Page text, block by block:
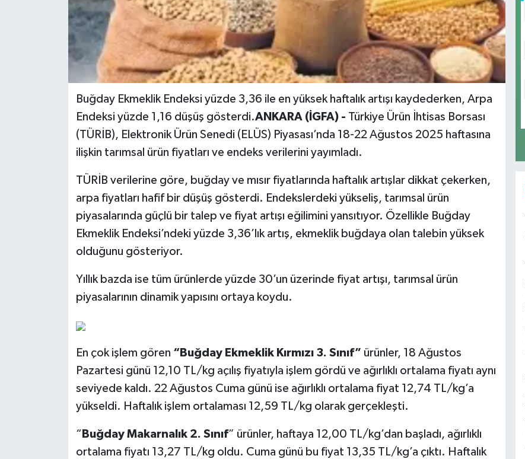
Buğday Ekmeklik Endeksi yüzde 3,36 ile en yüksek haftalık artışı kaydederken, Arpa
Endeksi yüzde 1,16 düşüş gösterdi.ANKARA (İGFA) - Türkiye Ürün İhtisas Borsası
(TÜRİB), Elektronik Ürün Senedi (ELÜS) Piyasası’nda 18-22 Ağustos 2025 haftasına
ilişkin tarımsal ürün fiyatları ve endeks verilerini yayımladı.
TÜRİB verilerine göre, buğday ve mısır fiyatlarında haftalık artışlar dikkat çekerken,
arpa fiyatları hafif bir düşüş gösterdi. Endekslerdeki yükseliş, tarımsal ürün
piyasalarında güçlü bir talep ve fiyat artışı eğilimini yansıtıyor. Özellikle Buğday
Ekmeklik Endeksi’ndeki yüzde 3,36’lık artış, ekmeklik buğdaya olan talebin yüksek
olduğunu gösteriyor.
Yıllık bazda ise tüm ürünlerde yüzde 30’un üzerinde fiyat artışı, tarımsal ürün
piyasalarının dinamik yapısını ortaya koydu.
En çok işlem gören “Buğday Ekmeklik Kırmızı 3. Sınıf” ürünler, 18 Ağustos
Pazartesi günü 12,10 TL/kg açılış fiyatıyla işlem gördü ve ağırlıklı ortalama fiyatı aynı
seviyede kaldı. 22 Ağustos Cuma günü ise ağırlıklı ortalama fiyat 12,74 TL/kg’a
yükseldi. Haftalık işlem ortalaması 12,59 TL/kg olarak gerçekleşti.
“ Buğday Makarnalık 2. Sınıf” ürünler, haftaya 12,00 TL/kg’dan başladı, ağırlıklı
ortalama fiyatı 13,27 TL/kg oldu. Cuma günü bu fiyat 13,35 TL/kg’a çıktı. Haftalık